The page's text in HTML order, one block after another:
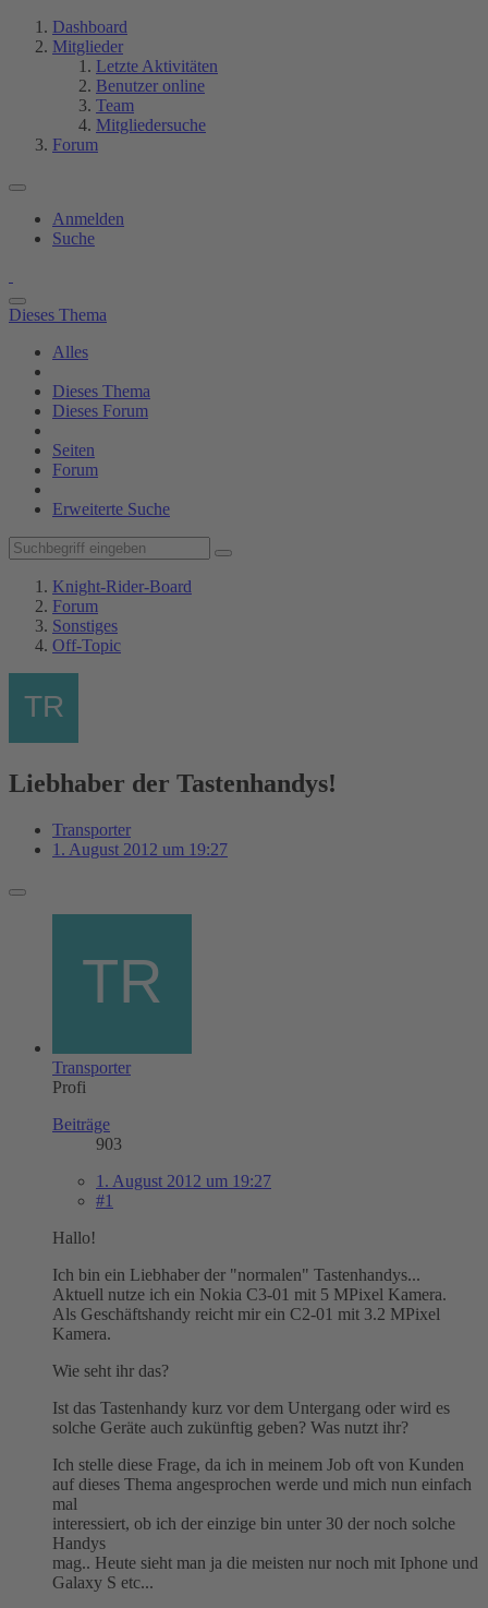
Dashboard
Mitglieder
Letzte Aktivitäten
Benutzer online
Team
Mitgliedersuche
Forum
Anmelden
Suche
Dieses Thema
Alles
Dieses Thema
Dieses Forum
Seiten
Forum
Erweiterte Suche
Knight-Rider-Board
Forum
Sonstiges
Off-Topic
Liebhaber der Tastenhandys!
Transporter
1. August 2012 um 19:27
Transporter
Profi
Beiträge
903
1. August 2012 um 19:27
#1
Hallo!
Ich bin ein Liebhaber der "normalen" Tastenhandys...
Aktuell nutze ich ein Nokia C3-01 mit 5 MPixel Kamera.
Als Geschäftshandy reicht mir ein C2-01 mit 3.2 MPixel
Kamera.
Wie seht ihr das?
Ist das Tastenhandy kurz vor dem Untergang oder wird es
solche Geräte auch zukünftig geben? Was nutzt ihr?
Ich stelle diese Frage, da ich in meinem Job oft von Kunden
auf dieses Thema angesprochen werde und mich nun einfach
mal
interessiert, ob ich der einzige bin unter 30 der noch solche
Handys
mag.. Heute sieht man ja die meisten nur noch mit Iphone und
Galaxy S etc...